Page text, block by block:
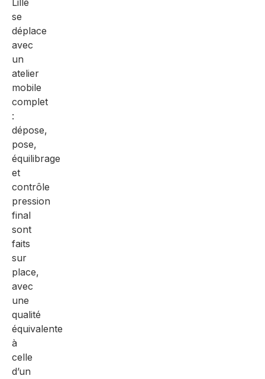
Lille
se
déplace
avec
un
atelier
mobile
complet
:
dépose,
pose,
équilibrage
et
contrôle
pression
final
sont
faits
sur
place,
avec
une
qualité
équivalente
à
celle
d’un